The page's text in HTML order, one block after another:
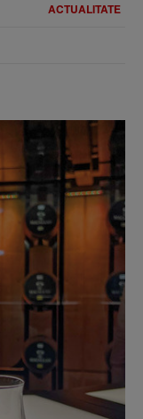
ACTUALITATE